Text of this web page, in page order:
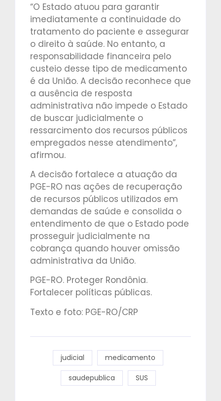
“O Estado atuou para garantir
imediatamente a continuidade do
tratamento do paciente e assegurar
o direito à saúde. No entanto, a
responsabilidade financeira pelo
custeio desse tipo de medicamento
é da União. A decisão reconhece que
a ausência de resposta
administrativa não impede o Estado
de buscar judicialmente o
ressarcimento dos recursos públicos
empregados nesse atendimento”,
afirmou.
A decisão fortalece a atuação da
PGE-RO nas ações de recuperação
de recursos públicos utilizados em
demandas de saúde e consolida o
entendimento de que o Estado pode
prosseguir judicialmente na
cobrança quando houver omissão
administrativa da União.
PGE-RO. Proteger Rondônia.
Fortalecer políticas públicas.
Texto e foto: PGE-RO/CRP
judicial medicamento
saudepublica SUS